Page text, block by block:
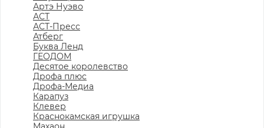
Артэ Нуэво
АСТ
АСТ-Пресс
Атберг
Буква Ленд
ГЕОДОМ
Десятое королевство
Дрофа плюс
Дрофа-Медиа
Карапуз
Клевер
Краснокамская игрушка